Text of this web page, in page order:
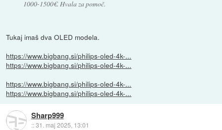
1000-1500€. Hvala za pomoč.
Tukaj imaš dva OLED modela.
https://www.bigbang.si/philips-oled-4k-...
https://www.bigbang.si/philips-oled-4k-...
https://www.bigbang.si/philips-oled-4k-...
https://www.bigbang.si/philips-oled-4k-...
Sharp999
::31. maj 2025, 13:01